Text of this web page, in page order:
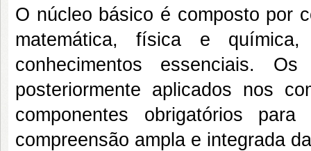
O núcleo básico é composto por
matemática, física e
conhecimentos essenciais.
posteriormente aplicados nos
componentes obrigatórios
compreensão ampla e integrada